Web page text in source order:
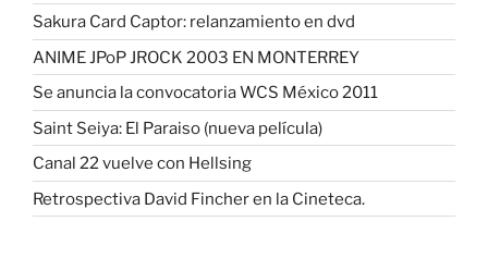
Sakura Card Captor: relanzamiento en dvd
ANIME JPoP JROCK 2003 EN MONTERREY
Se anuncia la convocatoria WCS México 2011
Saint Seiya: El Paraiso (nueva película)
Canal 22 vuelve con Hellsing
Retrospectiva David Fincher en la Cineteca.